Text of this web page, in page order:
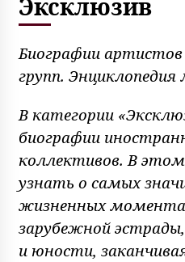
Эксклюзив
Биографии
групп. Энциклопедия
В категории
биографии
коллективов. В
узнать о самых
жизненных
зарубежной
и юности,